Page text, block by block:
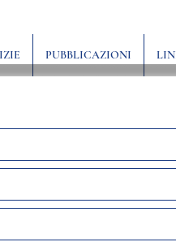
PUBBLICAZIONI